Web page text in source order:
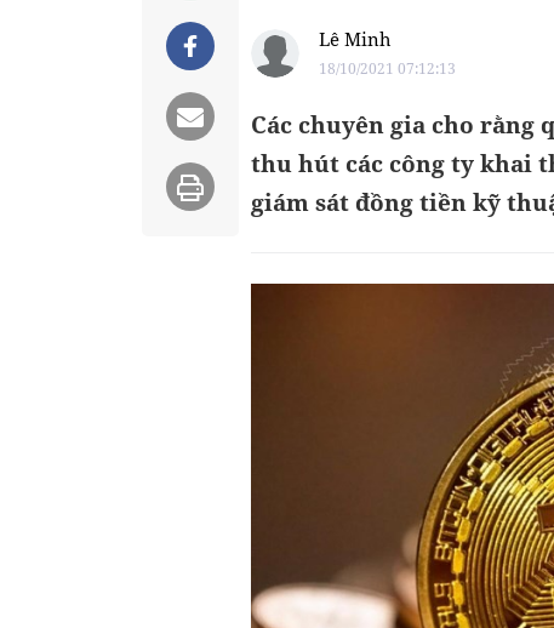
Lê Minh
18/10/2021 07:12:13
Các chuyên gia cho rằng
thu hút các công ty khai
giám sát đồng tiền kỹ